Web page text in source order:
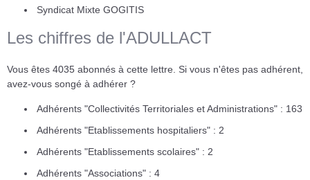
Syndicat Mixte GOGITIS
Les chiffres de l'ADULLACT
Vous êtes 4035 abonnés à cette lettre. Si vous n'êtes pas adhérent,
avez-vous songé à adhérer ?
Adhérents "Collectivités Territoriales et Administrations" : 163
Adhérents "Etablissements hospitaliers" : 2
Adhérents "Etablissements scolaires" : 2
Adhérents "Associations" : 4